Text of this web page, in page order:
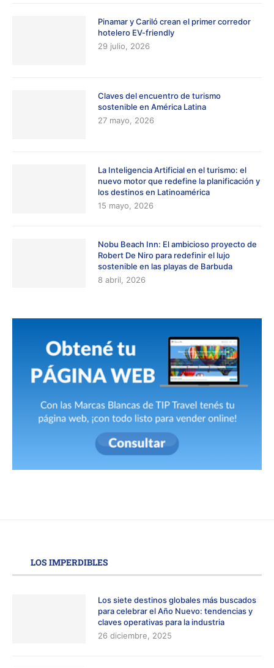
Pinamar y Cariló crean el primer corredor
hotelero EV-friendly
29 julio, 2026
Claves del encuentro de turismo
sostenible en América Latina
27 mayo, 2026
La Inteligencia Artificial en el turismo: el
nuevo motor que redefine la planificación y
los destinos en Latinoamérica
15 mayo, 2026
Nobu Beach Inn: El ambicioso proyecto de
Robert De Niro para redefinir el lujo
sostenible en las playas de Barbuda
8 abril, 2026
LOS IMPERDIBLES
Los siete destinos globales más buscados
para celebrar el Año Nuevo: tendencias y
claves operativas para la industria
26 diciembre, 2025